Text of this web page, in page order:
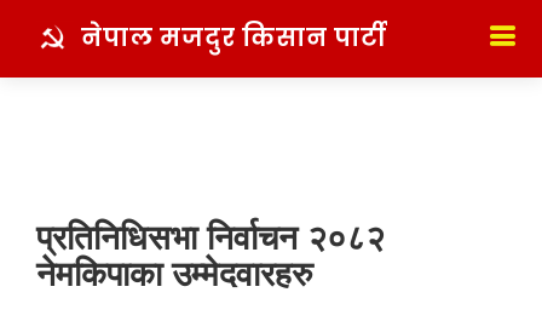
नेपाल मजदुर किसान पार्टी
प्रतिनिधिसभा निर्वाचन २०८२
नेमकिपाका उम्मेदवारहरु